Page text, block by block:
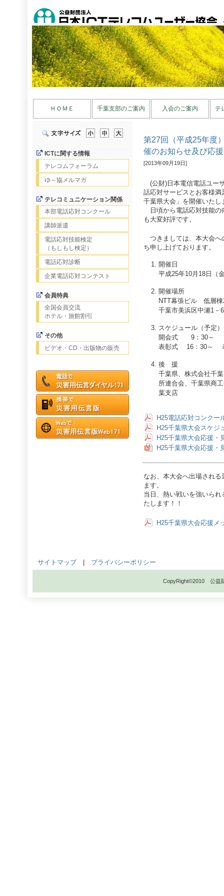
ＨＯＭＥ 千葉支部のご案内 入会のご案内 テ
ICTに関する情報
テレコムフォーラム
ゆ～協メルマガ
テレコミュニケーション関係
本部電話応対コンクール
講師派遣
電話応対技能検定
（もしもし検定）
電話応対診断
企業電話応対コンテスト
会員特典
全国会員交流
ホテル・旅館割引
その他
ビデオ・CD・出版物の販売
第27回（平成25年度
催のお知らせ及び応
[2013年09月19日]
(公財)日本電信電話ユー
話応対サービスとお客様
千葉県大会」を開催いたし
日頃から電話応対技能の
も大変好評です。
つきましては、本大会へ
ち申し上げております。
開催日
平成25年10月18日（
開催場所
NTT幕張ビル 低層棟
千葉市美浜区中瀬1－6
スケジュール（予定）
開会式 9：30
表彰式 16：30～
後 援
千葉県、株式会社千
所連合会、千葉県商
葉支店
H25電話応対コンクー
H25千葉県大会スケジ
H25千葉県大会応援・
H25千葉県大会応援・
なお、本大会へ出場され
ます。
当日、熱い戦いを強いら
たします！！
H25千葉県大会応援メ
サイトマップ| プライバシーポリシー
CopyRight©2010 公益